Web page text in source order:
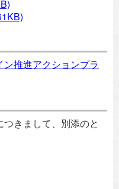
推進アクションプラ
きまして、別添のと